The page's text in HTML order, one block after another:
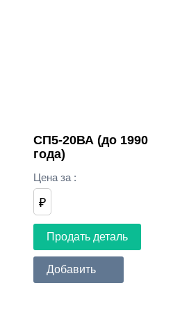
СП5-20ВА (до 1990
года)
Цена за :
₽
Продать деталь
Добавить